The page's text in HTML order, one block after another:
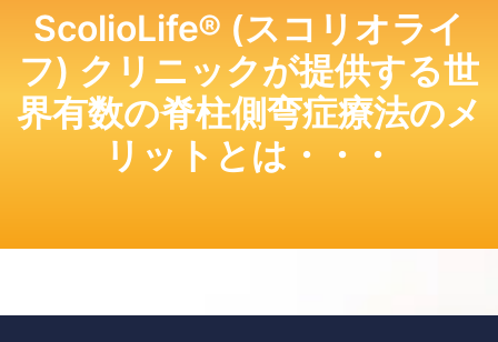
ScolioLife® (スコリオライ
フ) クリニックが提供する世
界有数の脊柱側弯症療法のメ
リットとは・・・